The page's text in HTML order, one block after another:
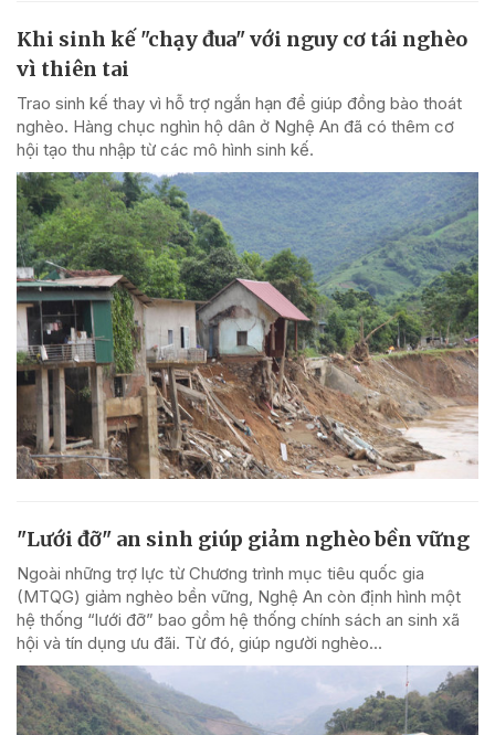
Khi sinh kế "chạy đua" với nguy cơ tái nghèo
vì thiên tai
Trao sinh kế thay vì hỗ trợ ngắn hạn để giúp đồng bào thoát
nghèo. Hàng chục nghìn hộ dân ở Nghệ An đã có thêm cơ
hội tạo thu nhập từ các mô hình sinh kế.
"Lưới đỡ" an sinh giúp giảm nghèo bền vững
Ngoài những trợ lực từ Chương trình mục tiêu quốc gia
(MTQG) giảm nghèo bền vững, Nghệ An còn định hình một
hệ thống “lưới đỡ” bao gồm hệ thống chính sách an sinh xã
hội và tín dụng ưu đãi. Từ đó, giúp người nghèo...